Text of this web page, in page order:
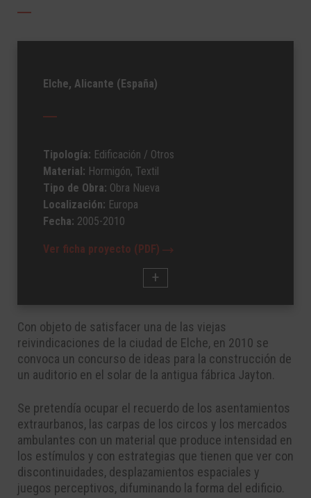
Elche, Alicante (España)
Tipología: Edificación / Otros
Material: Hormigón, Textil
Tipo de Obra: Obra Nueva
Localización: Europa
Fecha: 2005-2010
Ver ficha proyecto (PDF)
Con objeto de satisfacer una de las viejas
reivindicaciones de la ciudad de Elche, en 2010 se
convoca un concurso de ideas para la construcción de
un auditorio en el solar de la antigua fábrica Jayton.
Se pretendía ocupar el recuerdo de los asentamientos
extraurbanos, las carpas de los circos y los mercados
ambulantes con un material que produce intensidad en
los estímulos y con estrategias que tienen que ver con
discontinuidades, desplazamientos espaciales y
juegos perceptivos, difuminando la forma del edificio.